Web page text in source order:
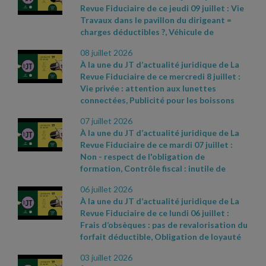
ordre d’apparition à l’écran :- Cass. soc. 28
mai 2026, n° 24- 17361 FSB - Cass. com., 20
mai 2026, n° 25- 14635- Réponse
nationale du 9 juin 2026
Revue Fiduciaire de ce jeudi 09 juillet : Vie
Travaux dans le pavillon du dirigeant =
charges déductibles ?, Véhicule de
Prescription de l'action en réparation d'un
abus de majorité : quel point de départ ?
Sources et références par ordre
d’apparition à l’écran :- CAA Versailles n°
24VE01416 du 4 juin 2026- Cass. soc., 3
Cass. com., 6 mai 2026, n° 25
08 juillet 2026
À la une du JT d’actualité juridique de La
Revue Fiduciaire de ce mercredi 8 juillet :
Vie privée : attention aux lunettes
connectées, Publicité pour les boissons
Dénonciation d'un harcèlement moral
Sources et références par ordre
d’apparition à l’écran : - Actualités de la
CNIL du 11 mai 2026 – « Les lunettes
connectées : la CNIL appelle à la vigilance »
10 juin 2026, n° 24
07 juillet 2026
À la une du JT d’actualité juridique de La
Revue Fiduciaire de ce mardi 07 juillet :
Non - respect de l'obligation de
formation, Contrôle fiscal : inutile de
de rétractation : allègement des
sanctions pénales. Sources et références
par ordre d’apparition à l’écran :- Réponse
ministérielle Aviragnet n° 4213, JO
Assemblée nationale du 12 mai 2026-
www.travail- emploi.gouv.fr, fiche «
06 juillet 2026
À la une du JT d’actualité juridique de La
Revue Fiduciaire de ce lundi 06 juillet :
Frais d’obsèques : pas de revalorisation du
forfait déductible, Obligation de loyauté
canicule peut justifier le recours à
03 juillet 2026